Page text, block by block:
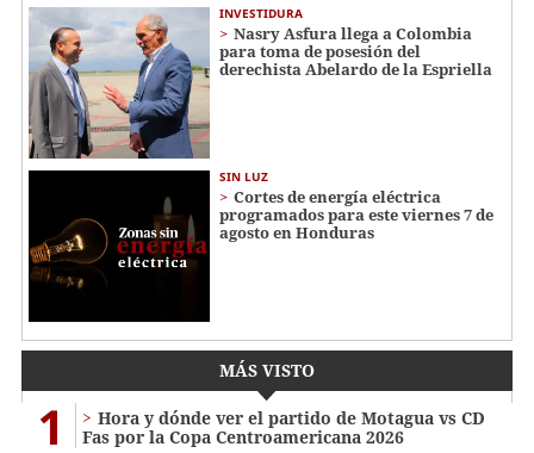
INVESTIDURA
Nasry Asfura llega a Colombia
para toma de posesión del
derechista Abelardo de la Espriella
SIN LUZ
Cortes de energía eléctrica
programados para este viernes 7 de
agosto en Honduras
MÁS VISTO
1
Hora y dónde ver el partido de Motagua vs CD
Fas por la Copa Centroamericana 2026